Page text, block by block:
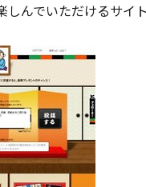
んでいただけるサイ